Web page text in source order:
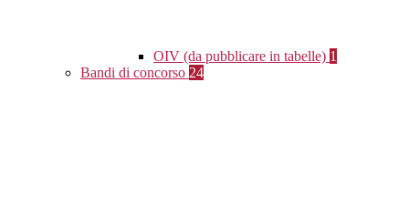
OIV (da pubblicare in tabelle) 1
Bandi di concorso 24